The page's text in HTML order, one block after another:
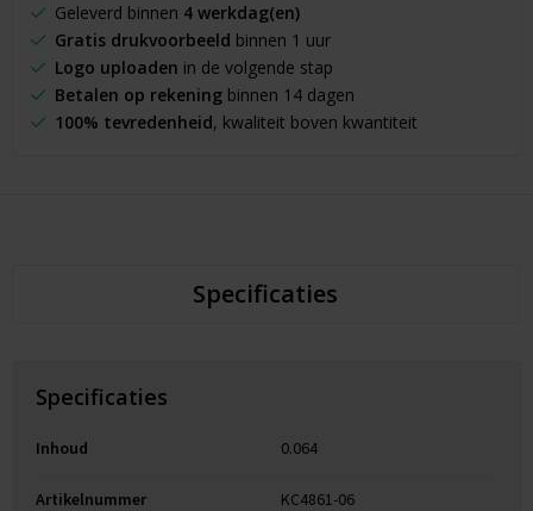
Geleverd binnen 4 werkdag(en)
Gratis drukvoorbeeld binnen 1 uur
Logo uploaden in de volgende stap
Betalen op rekeningbinnen 14 dagen
100% tevredenheid, kwaliteit boven kwantiteit
Specificaties
Specificaties
Inhoud 0.064
Artikelnummer KC4861-06